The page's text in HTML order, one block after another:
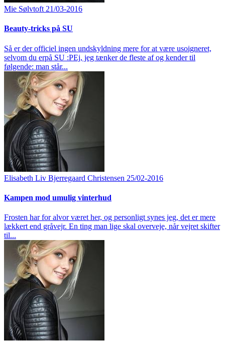
Mie Sølvtoft 21/03-2016
Beauty-tricks på SU
Så er der officiel ingen undskyldning mere for at være usoigneret,
selvom du erpå SU :PEj, jeg tænker de fleste af og kender til
følgende: man står...
Elisabeth Liv Bjerregaard Christensen 25/02-2016
Kampen mod umulig vinterhud
Frosten har for alvor været her, og personligt synes jeg, det er mere
lækkert end gråvejr. En ting man lige skal overveje, når vejret skifter
til...